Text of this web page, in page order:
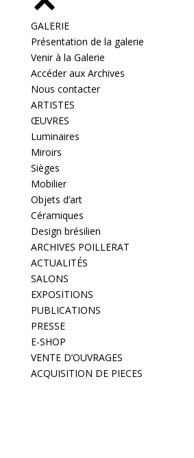
GALERIE
Présentation de la galerie
Venir à la Galerie
Accéder aux Archives
Nous contacter
ARTISTES
ŒUVRES
Luminaires
Miroirs
Sièges
Mobilier
Objets d’art
Céramiques
Design brésilien
ARCHIVES POILLERAT
ACTUALITÉS
SALONS
EXPOSITIONS
PUBLICATIONS
PRESSE
E-SHOP
VENTE D’OUVRAGES
ACQUISITION DE PIECES